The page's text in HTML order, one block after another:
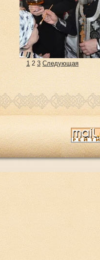
DSC_1073 копия
1 2 3 Следующая